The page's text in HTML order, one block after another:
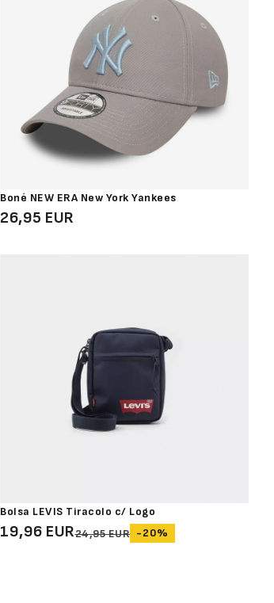
Boné NEW ERA New York Yankees
26,95 EUR
Bolsa LEVIS Tiracolo c/ Logo
19,96 EUR24,95 EUR -20%